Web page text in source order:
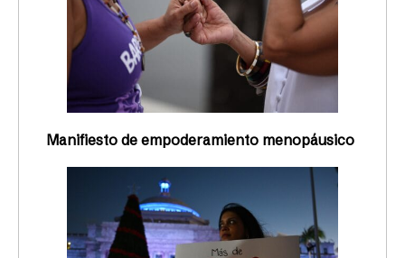
Manifiesto de empoderamiento menopáusico